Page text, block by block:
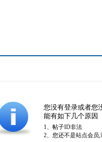
您没有登录或者您
能有如下几个原因
1、帖子ID非法
2、您还不是站点会员